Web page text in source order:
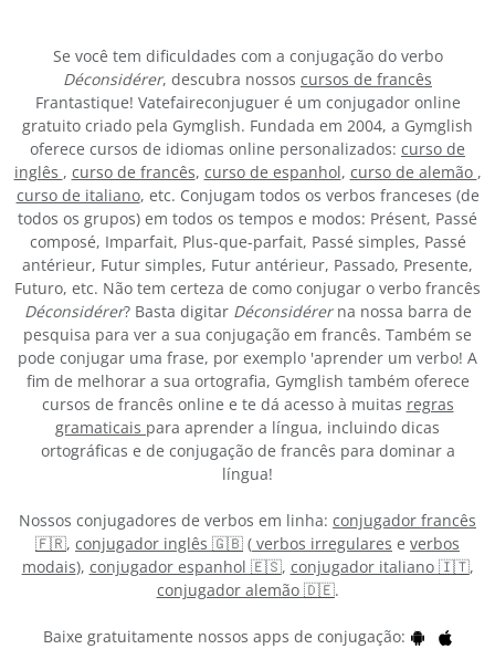
Se você tem dificuldades com a conjugação do verbo
Déconsidérer, descubra nossos cursos de francês
Frantastique! Vatefaireconjuguer é um conjugador online
gratuito criado pela Gymglish. Fundada em 2004, a Gymglish
oferece cursos de idiomas online personalizados: curso de
inglês , curso de francês, curso de espanhol, curso de alemão ,
curso de italiano, etc. Conjugam todos os verbos franceses (de
todos os grupos) em todos os tempos e modos: Présent, Passé
composé, Imparfait, Plus-que-parfait, Passé simples, Passé
antérieur, Futur simples, Futur antérieur, Passado, Presente,
Futuro, etc. Não tem certeza de como conjugar o verbo francês
Déconsidérer? Basta digitar Déconsidérerna nossa barra de
pesquisa para ver a sua conjugação em francês. Também se
pode conjugar uma frase, por exemplo 'aprender um verbo! A
fim de melhorar a sua ortografia, Gymglish também oferece
cursos de francês online e te dá acesso à muitas regras
gramaticais para aprender a língua, incluindo dicas
ortográficas e de conjugação de francês para dominar a
língua!
Nossos conjugadores de verbos em linha: conjugador francês
🇫🇷, conjugador inglês 🇬🇧 ( verbos irregulares e verbos
modais), conjugador espanhol 🇪🇸, conjugador italiano 🇮🇹,
conjugador alemão 🇩🇪.
Baixe gratuitamente nossos apps de conjugação: